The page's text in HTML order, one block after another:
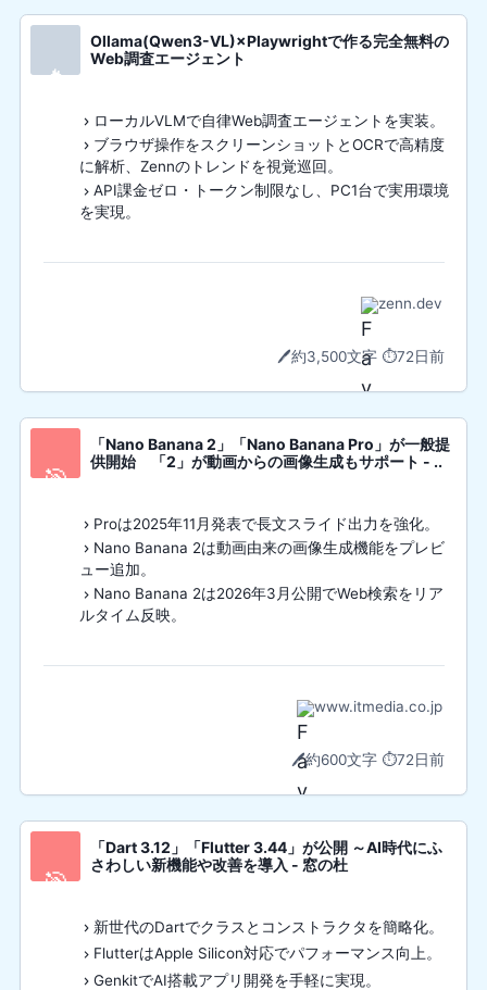
🔥
Ollama(Qwen3-VL)×Playwrightで作る完全無料の
Web調査エージェント
ローカルVLMで自律Web調査エージェントを実装。
ブラウザ操作をスクリーンショットとOCRで高精度
に解析、Zennのトレンドを視覚巡回。
API課金ゼロ・トークン制限なし、PC1台で実用環境
を実現。
zenn.dev
🖊️約3,500文字⏱️72日前
🎯
「Nano Banana 2」「Nano Banana Pro」が一般提
供開始 「2」が動画からの画像生成もサポート - ..
Proは2025年11月発表で長文スライド出力を強化。
Nano Banana 2は動画由来の画像生成機能をプレビ
ュー追加。
Nano Banana 2は2026年3月公開でWeb検索をリア
ルタイム反映。
www.itmedia.co.jp
🖊️約600文字⏱️72日前
🎯
「Dart 3.12」「Flutter 3.44」が公開 ～AI時代にふ
さわしい新機能や改善を導入 - 窓の杜
新世代のDartでクラスとコンストラクタを簡略化。
FlutterはApple Silicon対応でパフォーマンス向上。
GenkitでAI搭載アプリ開発を手軽に実現。